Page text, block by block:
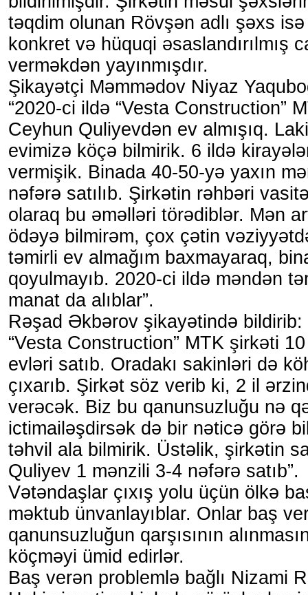
təqdim olunan Rövşən adlı şəxs
konkret və hüquqi əsaslandırılmış
verməkdən yayınmışdır.
Şikayətçi Məmmədov Niyaz
“2020-ci ildə “Vesta Construction”
Ceyhun Quliyevdən ev almışıq.
evimizə köçə bilmirik. 6 ildə
vermişik. Binada 40-50-yə yaxın
nəfərə satılıb. Şirkətin rəhbəri
olaraq bu əməlləri törədiblər. Mən
ödəyə bilmirəm, çox çətin
təmirli ev almağım baxmayaraq,
qoyulmayıb. 2020-ci ildə məndən
manat da alıblar”.
Rəşad Əkbərov şikayətində bildirib:
“Vesta Construction” MTK şirkəti
evləri satıb. Oradakı sakinləri də
çıxarıb. Şirkət söz verib ki, 2 il
verəcək. Biz bu qanunsuzluğu nə
ictimailəşdirsək də bir nəticə görə
təhvil ala bilmirik. Üstəlik, şirkətin
Quliyev 1 mənzili 3-4 nəfərə satıb”.
Vətəndaşlar çıxış yolu üçün ölkə
məktub ünvanlayıblar. Onlar baş
qanunsuzluğun qarşısının
köçməyi ümid edirlər.
Baş verən problemlə bağlı Nizami